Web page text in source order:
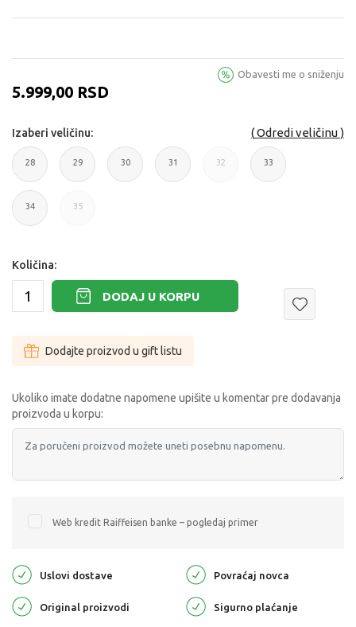
5.999,00 RSD
Obavesti me o sniženju
Odredi veličinu
Izaberi veličinu:
28
28
29 30 31 32 33
34
35
Količina:
DODAJ U KORPU
Dodajte proizvod u gift listu
Ukoliko imate dodatne napomene upišite u komentar pre dodavanja
proizvoda u korpu:
Web kredit Raiffeisen banke – pogledaj primer
Uslovi dostave Povraćaj novca
Original proizvodi Sigurno plaćanje